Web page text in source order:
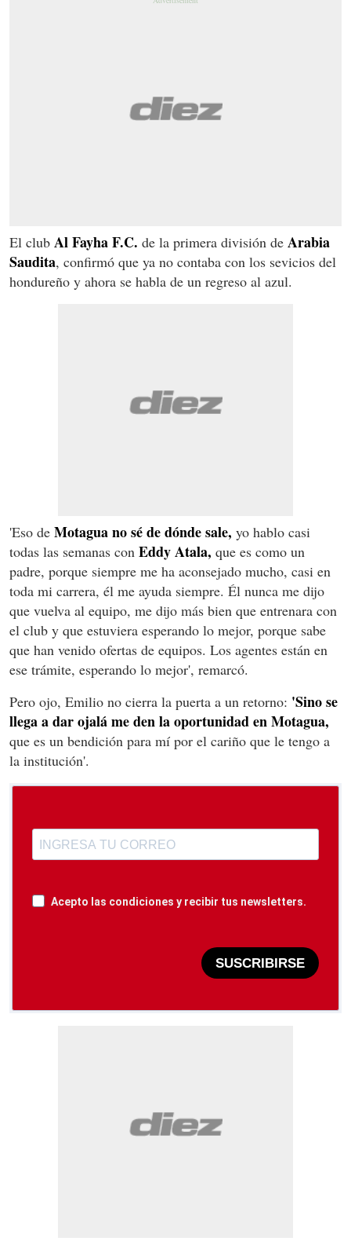
El club Al Fayha F.C. de la primera división de Arabia
Saudita, confirmó que ya no contaba con los sevicios del
hondureño y ahora se habla de un regreso al azul.
'Eso de Motagua no sé de dónde sale, yo hablo casi
todas las semanas con Eddy Atala, que es como un
padre, porque siempre me ha aconsejado mucho, casi en
toda mi carrera, él me ayuda siempre. Él nunca me dijo
que vuelva al equipo, me dijo más bien que entrenara con
el club y que estuviera esperando lo mejor, porque sabe
que han venido ofertas de equipos. Los agentes están en
ese trámite, esperando lo mejor', remarcó.
Pero ojo, Emilio no cierra la puerta a un retorno: 'Sino se
llega a dar ojalá me den la oportunidad en Motagua,
que es un bendición para mí por el cariño que le tengo a
la institución'.
Acepto las condiciones y recibir tus newsletters.
SUSCRIBIRSE